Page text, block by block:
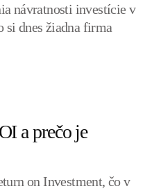
návratnosti investície v
si dnes žiadna firma
a prečo je
on Investment, čo v